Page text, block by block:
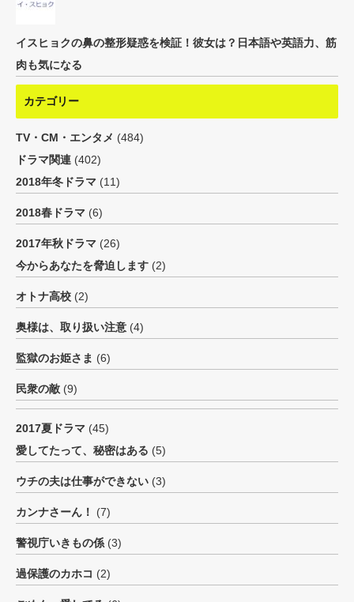
イスヒョクの鼻の整形疑惑を検証！彼女は？日本語や英語力、筋
肉も気になる
カテゴリー
TV・CM・エンタメ (484)
ドラマ関連 (402)
2018年冬ドラマ (11)
2018春ドラマ (6)
2017年秋ドラマ (26)
今からあなたを脅迫します (2)
オトナ高校 (2)
奥様は、取り扱い注意 (4)
監獄のお姫さま (6)
民衆の敵 (9)
2017夏ドラマ (45)
愛してたって、秘密はある (5)
ウチの夫は仕事ができない (3)
カンナさーん！ (7)
警視庁いきもの係 (3)
過保護のカホコ (2)